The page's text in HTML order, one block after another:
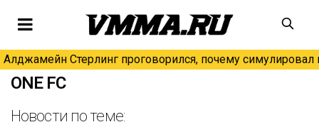
Алджамейн Стерлинг проговорился, почему симулировал
ONE FC
Новости по теме: